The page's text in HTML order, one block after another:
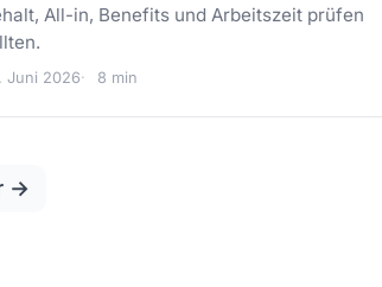
All-in, Benefits und Arbeitszeit prüfen
Juni 2026 8 min
→